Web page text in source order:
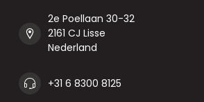
2e Poellaan 30-32
2161 CJ Lisse
Nederland
+31 6 8300 8125